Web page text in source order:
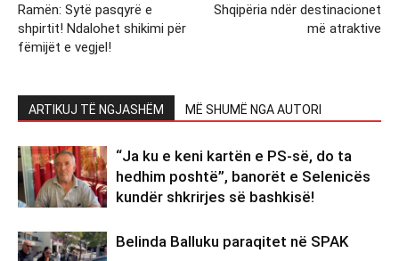
Ramën: Sytë pasqyrë e
shpirtit! Ndalohet shikimi për
fëmijët e vegjel!
Shqipëria ndër destinacionet
më atraktive
ARTIKUJ TË NGJASHËM MË SHUMË NGA AUTORI
“Ja ku e keni kartën e PS-së, do ta
hedhim poshtë”, banorët e Selenicës
kundër shkrirjes së bashkisë!
Belinda Balluku paraqitet në SPAK